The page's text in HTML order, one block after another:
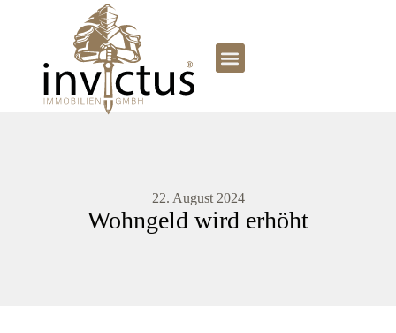
22. August 2024
Wohngeld wird erhöht